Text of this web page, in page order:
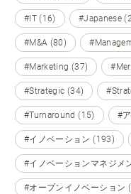
#IT (16) #Japanese
#M&A (80)
#Marketing (37)
#Strategic (34)
#Turnaround (15) #
#イノベーション (193)
#イノベーションマネジメ
#オープンイノベーション